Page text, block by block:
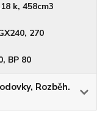
k, 458cm3
270
BP 80
Rozběh.